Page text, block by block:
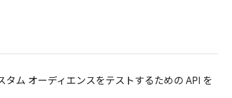
ム オーディエンスをテストするための API を